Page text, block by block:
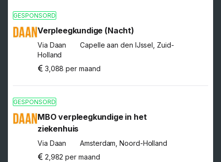
GESPONSORD
Verpleegkundige (Nacht)
Via Daan
Capelle aan den IJssel, Zuid-
Holland
3,088 per maand
GESPONSORD
MBO verpleegkundige in het
ziekenhuis
Via Daan
Amsterdam, Noord-Holland
2,982 per maand